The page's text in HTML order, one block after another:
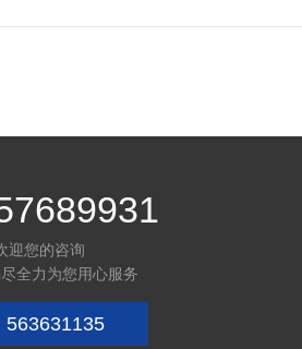
迎您的咨询
全力为您用心服务
563631135